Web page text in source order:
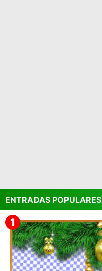
ENTRADAS POPULARES